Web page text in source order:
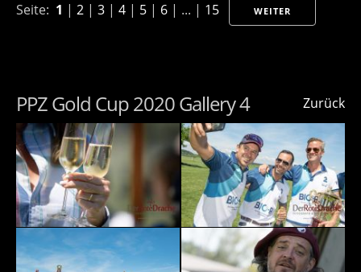
Seite: 1 | 2 | 3 | 4 | 5 | 6 | ... | 15 WEITER
Zurück
PPZ Gold Cup 2020 Gallery 4